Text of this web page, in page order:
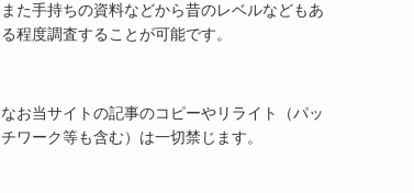
また手持ちの資料などから昔のレベルなどもあ
る程度調査することが可能です。
なお当サイトの記事のコピーやリライト（パッ
チワーク等も含む）は一切禁じます。